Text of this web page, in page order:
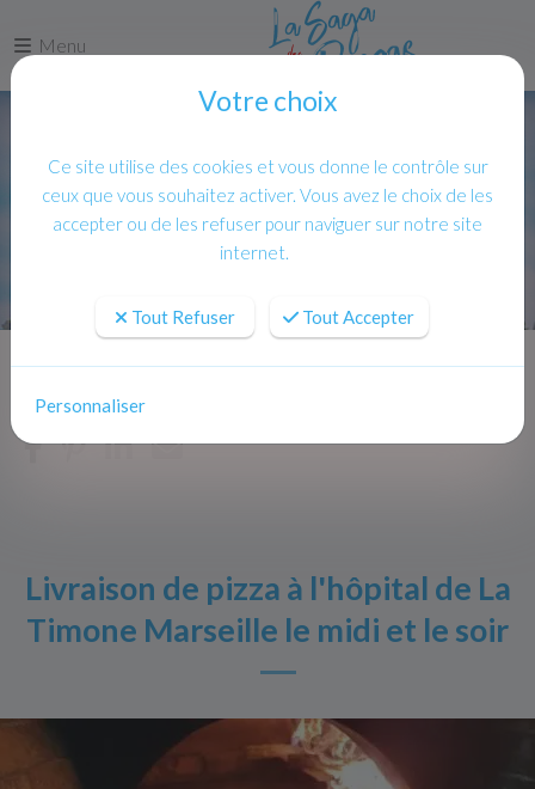
Menu
Livraison de pizza à l'hôpital de La
Timone Marseille le midi et le soir
Votre choix
Ce site utilise des cookies et vous donne le contrôle sur
ceux que vous souhaitez activer. Vous avez le choix de les
accepter ou de les refuser pour naviguer sur notre site
internet.
Tout Refuser Tout Accepter
Personnaliser